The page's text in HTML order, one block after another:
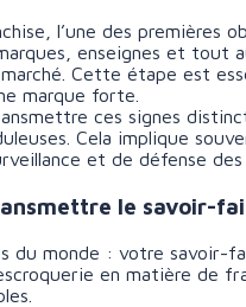
l’une des
enseignes et
Cette étape est
marque forte.
ces signes
Cela implique
et de défense
le savoir-
du monde : votre savoir-
en matière de